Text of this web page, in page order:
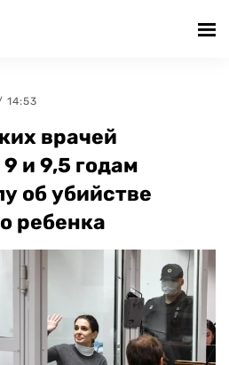
14:53
врачей
и 9,5 годам
об убийстве
ребенка